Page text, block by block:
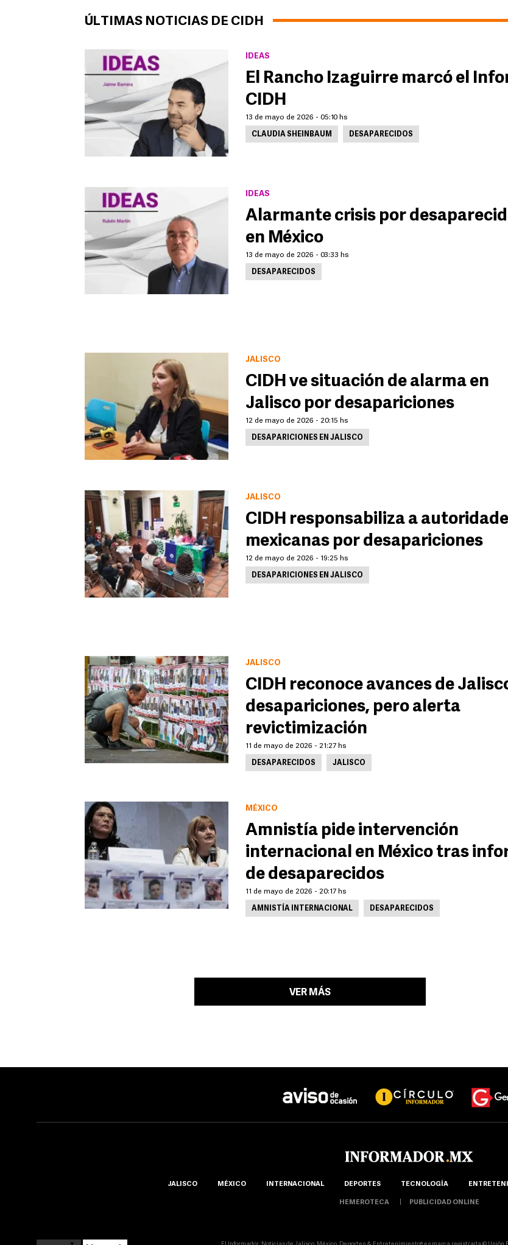
ÚLTIMAS NOTICIAS DE CIDH
IDEAS
El Rancho Izaguirre marcó el
CIDH
13 de mayo de 2026 - 05:10 hs
CLAUDIA SHEINBAUM DESAPARECIDOS
IDEAS
Alarmante crisis por
en México
13 de mayo de 2026 - 03:33 hs
DESAPARECIDOS
JALISCO
CIDH ve situación de alarma en
Jalisco por desapariciones
12 de mayo de 2026 - 20:15 hs
DESAPARICIONES EN JALISCO
JALISCO
CIDH responsabiliza a
mexicanas por desapariciones
12 de mayo de 2026 - 19:25 hs
DESAPARICIONES EN JALISCO
JALISCO
CIDH reconoce avances de
desapariciones, pero alerta
revictimización
11 de mayo de 2026 - 21:27 hs
DESAPARECIDOS JALISCO
MÉXICO
Amnistía pide intervención
internacional en México tras
de desaparecidos
11 de mayo de 2026 - 20:17 hs
AMNISTÍA INTERNACIONAL DESAPARECIDOS
VER MÁS
JALISCO MÉXICO INTERNACIONAL DEPORTES TECNOLOGÍA
HEMEROTECA PUBLICIDAD ONLINE